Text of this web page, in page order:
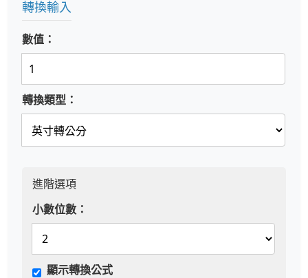
轉換輸入
數值：
轉換類型：
進階選項
小數位數：
顯示轉換公式